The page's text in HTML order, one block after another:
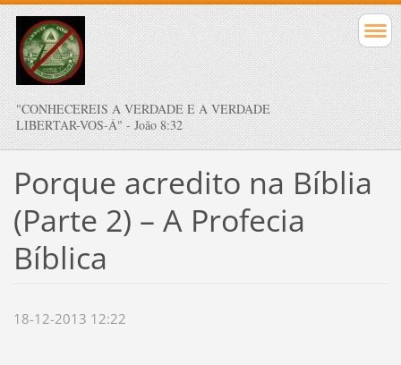
"CONHECEREIS A VERDADE E A VERDADE
LIBERTAR-VOS-Á" - João 8:32
Porque acredito na Bíblia
(Parte 2) – A Profecia
Bíblica
18-12-2013 12:22